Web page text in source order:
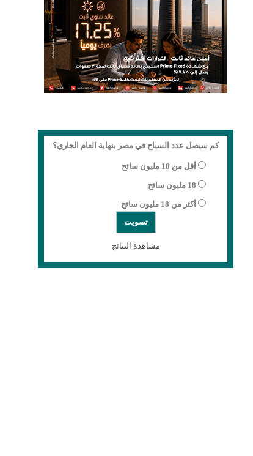
كم سيصل عدد السياح في مصر بنهاية العام الجاري؟
أقل من 18 مليون سائح
18 مليون سائح
أكثر من 18 مليون سائح
مشاهدة النتائج